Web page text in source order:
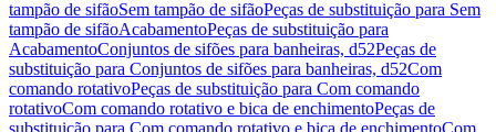
tampão de sifãoSem tampão de sifãoPeças de substituição para Sem
tampão de sifãoAcabamentoPeças de substituição para
AcabamentoConjuntos de sifões para banheiras, d52Peças de
substituição para Conjuntos de sifões para banheiras, d52Com
comando rotativoPeças de substituição para Com comando
rotativoCom comando rotativo e bica de enchimentoPeças de
substituição para Com comando rotativo e bica de enchimentoCom